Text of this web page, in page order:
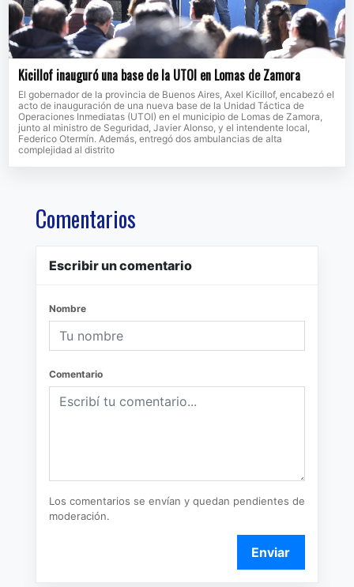
Kicillof inauguró una base de la UTOI en Lomas de Zamora
El gobernador de la provincia de Buenos Aires, Axel Kicillof, encabezó el
acto de inauguración de una nueva base de la Unidad Táctica de
Operaciones Inmediatas (UTOI) en el municipio de Lomas de Zamora,
junto al ministro de Seguridad, Javier Alonso, y el intendente local,
Federico Otermín. Además, entregó dos ambulancias de alta
complejidad al distrito
Comentarios
Escribir un comentario
Nombre
Comentario
Los comentarios se envían y quedan pendientes de
moderación.
Enviar